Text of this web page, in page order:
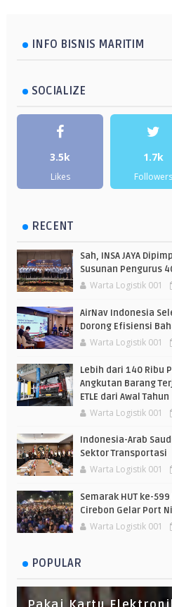
INFO BISNIS MARITIM
SOCIALIZE
3.5k
Likes
1.7k
Followers
RECENT
Sah, INSA JAYA
Susunan Pengurus
Warta Logistik 001
AirNav Indonesia
Dorong Efisiensi
Warta Logistik 001
Lebih dari 140 Ribu
Angkutan Barang
ETLE dari Awal Tahun
Warta Logistik 001
Indonesia-Arab
Sektor Transportasi
Warta Logistik 001
Semarak HUT ke-
Cirebon Gelar Port
Warta Logistik 001
POPULAR